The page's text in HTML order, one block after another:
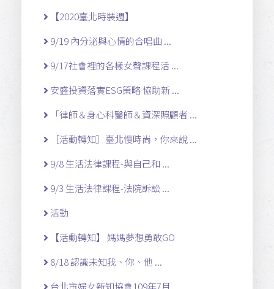
【2020臺北時裝週】
9/19 內分泌與心情的合唱曲 ...
9/17社會裡的各樣女聲課程活 ...
安盛投資落實ESG策略 協助新 ...
「律師＆身心科醫師＆資深照顧者 ...
［活動轉知］臺北慢時尚，你來說 ...
9/8 生活法律課程-與自己和 ...
9/3 生活法律課程-法院訴訟 ...
活動
【活動轉知】 媽媽夢想勇敢GO
8/18 認識未知我、你、他 ...
台北市婦女新知協會109年7月 ...